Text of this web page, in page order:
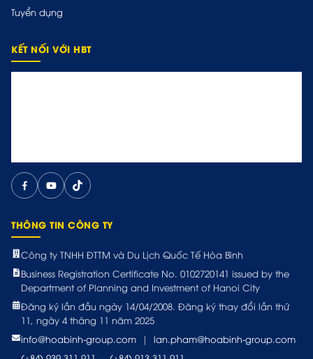
Tuyển dụng
KẾT NỐI VỚI HBT
THÔNG TIN CÔNG TY
Công ty TNHH ĐTTM và Du Lịch Quốc Tế Hòa Bình
Business Registration Certificate No. 0102720141 issued by the
Department of Planning and Investment of Hanoi City
Đăng ký lần đầu ngày 14/04/2008. Đăng ký thay đổi lần thứ
11, ngày 4 tháng 11 năm 2025
info@hoabinh-group.com
|
lan.pham@hoabinh-group.com